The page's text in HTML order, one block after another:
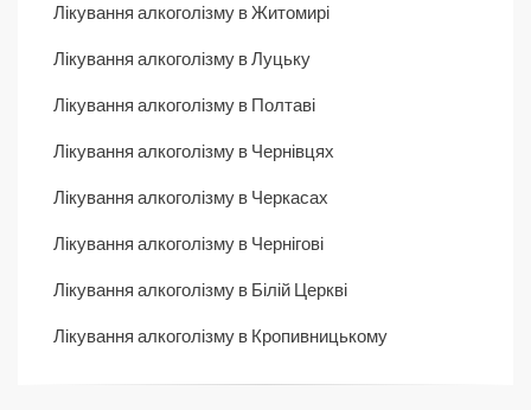
Лікування алкоголізму в Житомирі
Лікування алкоголізму в Луцьку
Лікування алкоголізму в Полтаві
Лікування алкоголізму в Чернівцях
Лікування алкоголізму в Черкасах
Лікування алкоголізму в Чернігові
Лікування алкоголізму в Білій Церкві
Лікування алкоголізму в Кропивницькому